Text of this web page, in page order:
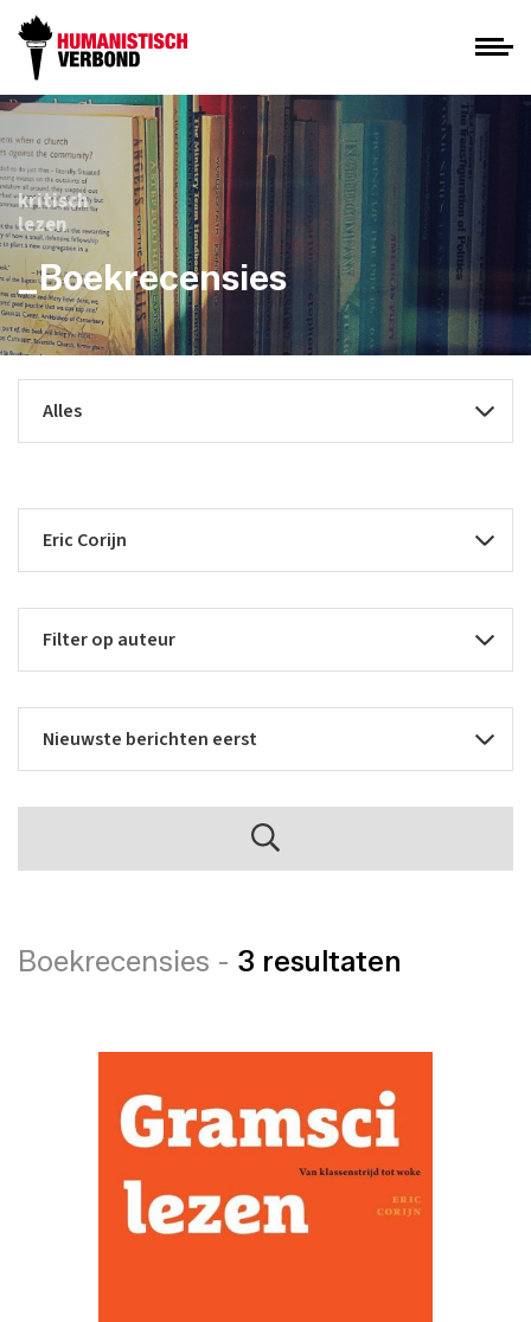
kritisch
lezen
_Boekrecensies
Boekrecensies - 3 resultaten